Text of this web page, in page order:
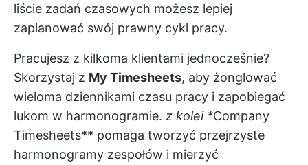
liście zadań czasowych możesz lepiej
zaplanować swój prawny cykl pracy.
Pracujesz z kilkoma klientami jednocześnie?
Skorzystaj z My Timesheets, aby żonglować
wieloma dziennikami czasu pracy i zapobiegać
lukom w harmonogramie. z kolei *Company
Timesheets** pomaga tworzyć przejrzyste
harmonogramy zespołów i mierzyć